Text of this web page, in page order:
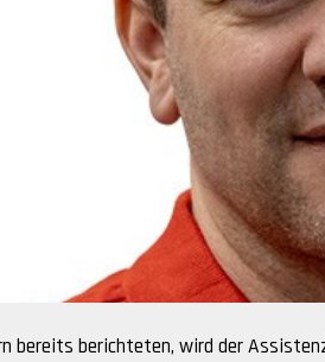
bereits berichteten, wird der